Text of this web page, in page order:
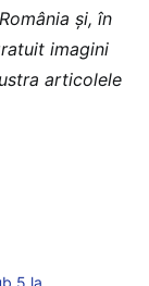
şi, în
imagini
articolele
5 la